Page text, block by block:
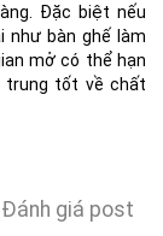
Đặc biệt nếu
như bàn ghế làm
mở có thể hạn
trung tốt về chất
Đánh giá post